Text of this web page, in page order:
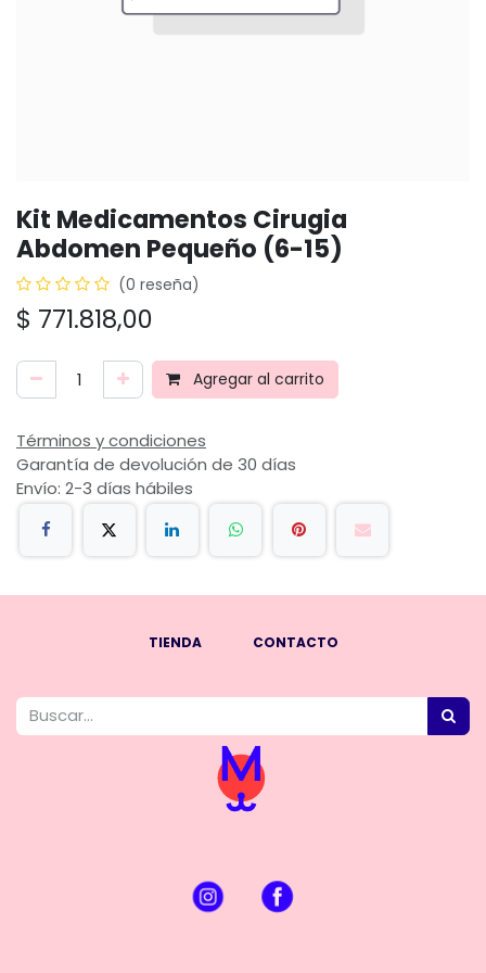
Kit Medicamentos Cirugia
Abdomen Pequeño (6-15)
(0 reseña)
$ 771.818,00
Agregar al carrito
Términos y condiciones
Garantía de devolución de 30 días
Envío: 2-3 días hábiles
TIENDA CONTACTO